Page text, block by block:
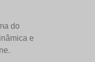
do
e